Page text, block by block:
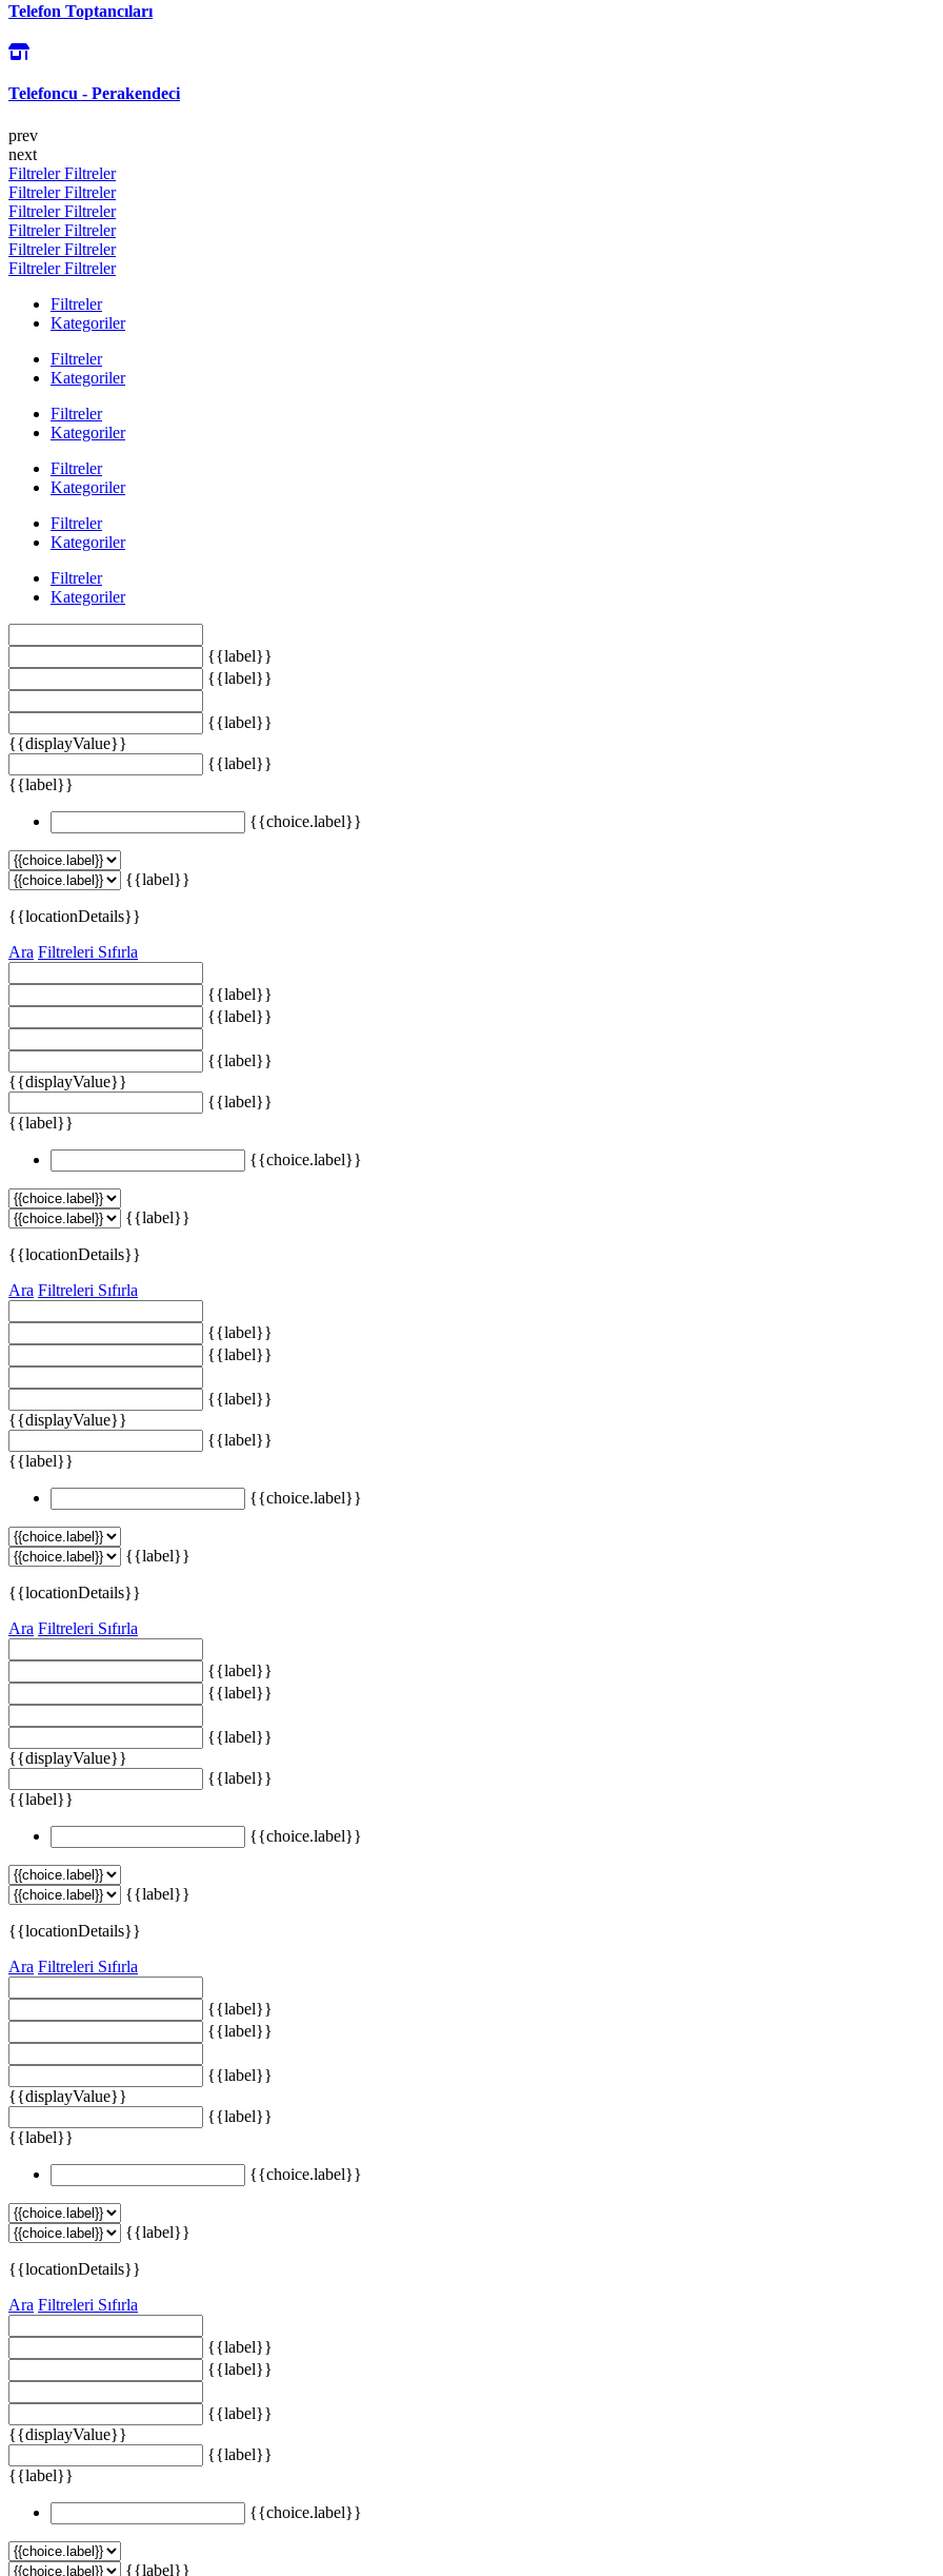
Telefon Toptancıları
Telefoncu - Perakendeci
prev
next
FiltrelerFiltreler
FiltrelerFiltreler
FiltrelerFiltreler
FiltrelerFiltreler
FiltrelerFiltreler
FiltrelerFiltreler
Filtreler
Kategoriler
Filtreler
Kategoriler
Filtreler
Kategoriler
Filtreler
Kategoriler
Filtreler
Kategoriler
Filtreler
Kategoriler
{{label}}
{{label}}
{{label}}
{{displayValue}}
{{label}}
{{label}}
{{choice.label}}
{{label}}
{{locationDetails}}
Ara Filtreleri Sıfırla
{{label}}
{{label}}
{{label}}
{{displayValue}}
{{label}}
{{label}}
{{choice.label}}
{{label}}
{{locationDetails}}
Ara Filtreleri Sıfırla
{{label}}
{{label}}
{{label}}
{{displayValue}}
{{label}}
{{label}}
{{choice.label}}
{{label}}
{{locationDetails}}
Ara Filtreleri Sıfırla
{{label}}
{{label}}
{{label}}
{{displayValue}}
{{label}}
{{label}}
{{choice.label}}
{{label}}
{{locationDetails}}
Ara Filtreleri Sıfırla
{{label}}
{{label}}
{{label}}
{{displayValue}}
{{label}}
{{label}}
{{choice.label}}
{{label}}
{{locationDetails}}
Ara Filtreleri Sıfırla
{{label}}
{{label}}
{{label}}
{{displayValue}}
{{label}}
{{label}}
{{choice.label}}
{{label}}